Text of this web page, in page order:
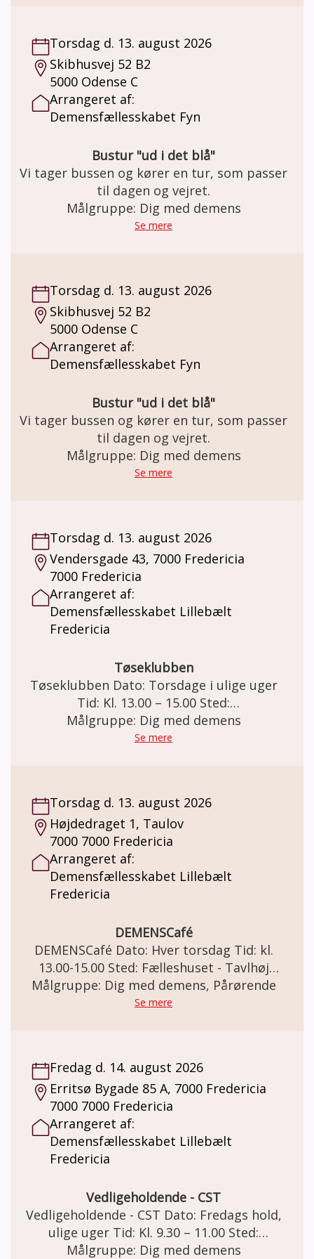
mødes i Demensfællesskabet og sammen
finder I ud af, hvor langt I går og hvor turen
går hen. Der er mulighed for at slutte turen
af med en kop kaffe og sødt. Vi slutter
senest kl. 12. Pris: Deltagelse er gratis. I
the pris kr. 20,-
Torsdag d. 13. august 2026
Skibhusvej 52 B2
5000 Odense C
Arrangeret af:
Demensfællesskabet Fyn
Bustur "ud i det blå"
Vi tager bussen og kører en tur, som passer
til dagen og vejret.
Målgruppe: Dig med demens
Se mere
Torsdag d. 13. august 2026
Skibhusvej 52 B2
5000 Odense C
Arrangeret af:
Demensfællesskabet Fyn
Bustur "ud i det blå"
Vi tager bussen og kører en tur, som passer
til dagen og vejret.
Målgruppe: Dig med demens
Se mere
Torsdag d. 13. august 2026
Vendersgade 43, 7000 Fredericia
7000 Fredericia
Arrangeret af:
Demensfællesskabet Lillebælt
Fredericia
Tøseklubben
Tøseklubben Dato: Torsdage i ulige uger
Tid: Kl. 13.00 – 15.00 Sted:
Demensfællesskabet Lillebælt Vendersgade
43, 7000 Fredericia. Tøseklubben Henvender
der skal ske i tøseklubben. Det kunne for
eksempel være: spille spil, quizze, gå en tur i
naturen, tage på cafebesøg, udflugter, på
biblioteket, bage, masser af hyggesnak og
meget andet. Pris: Deltagelse i
damegruppen er gratis. Der kan købes kaffe
egenbetaling på udflugter.
Målgruppe: Dig med demens
Se mere
Torsdag d. 13. august 2026
Højdedraget 1, Taulov
7000 7000 Fredericia
Arrangeret af:
Demensfællesskabet Lillebælt
Fredericia
DEMENSCafé
DEMENSCafé Dato: Hver torsdag Tid: kl.
13.00-15.00 Sted: Fælleshuset - Tavlhøj
Højdedraget 1, Taulov, 7000 Fredericia
Demenscafé. Et socialt fællesskab og et
trygt frirum som faciliteres af frivillige fra
Demensfællesskabet Lillebælt. Hygge og
gode snakke, sang, små spil og quizzer,
forskellige oplægsholdere, korte gåture og
meget andet. Pris: Demenscaféen er gratis. I
the pris kr. 20,- Der kan være egenbetaling
ved særlige aktiviteter såsom
fællesspisning, udflugter, foredrag m.m.
Tilmelding fra gang til gang til
Målgruppe: Dig med demens, Pårørende
Se mere
Fredag d. 14. august 2026
Erritsø Bygade 85 A, 7000 Fredericia
7000 7000 Fredericia
Arrangeret af:
Demensfællesskabet Lillebælt
Fredericia
Vedligeholdende - CST
Vedligeholdende - CST Dato: Fredags hold,
ulige uger Tid: Kl. 9.30 – 11.00 Sted:
Demensfællesskabet Lillebælt Annekset
Målgruppe: Dig med demens